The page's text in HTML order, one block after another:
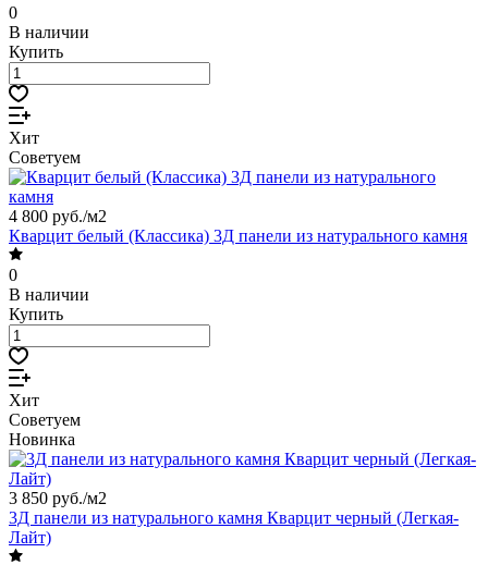
0
В наличии
Купить
Хит
Советуем
4 800 руб./м2
Кварцит белый (Классика) 3Д панели из натурального камня
0
В наличии
Купить
Хит
Советуем
Новинка
3 850 руб./м2
3Д панели из натурального камня Кварцит черный (Легкая-
Лайт)